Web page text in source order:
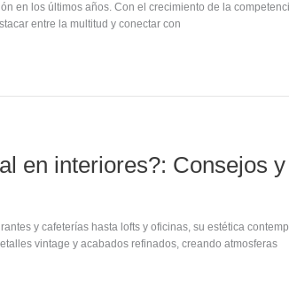
en los últimos años. Con el crecimiento de la
entre la multitud y conectar con
en interiores?: Consejos
y cafeterías hasta lofts y oficinas, su estética
vintage y acabados refinados, creando atmosferas